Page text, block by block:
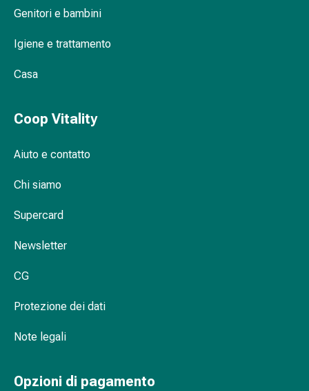
ai
e
e
Mal
Antidolorifici
Riscaldamento
Genitori e bambini
Igiene e trattamento
Casa
Coop Vitality
Aiuto e contatto
Chi siamo
Supercard
Newsletter
CG
Protezione dei dati
Note legali
Opzioni di pagamento